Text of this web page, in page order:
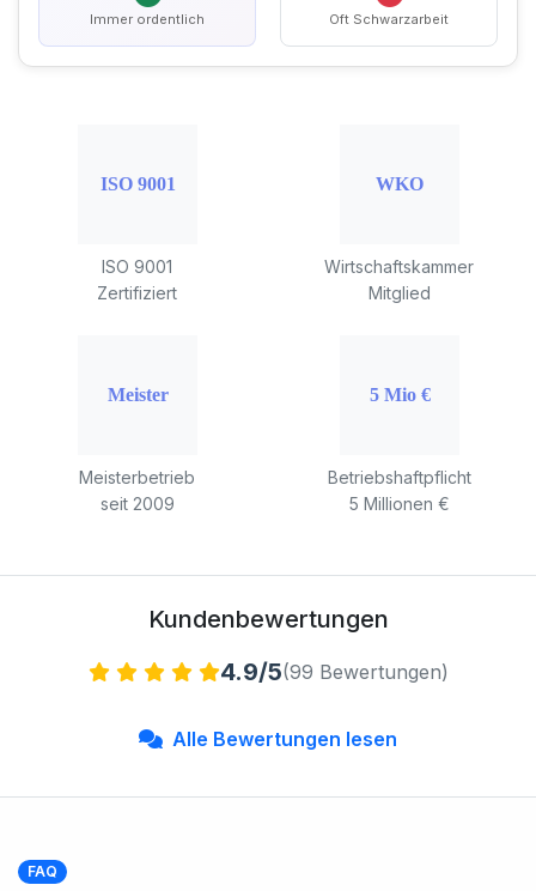
Immer ordentlich Oft Schwarzarbeit
ISO 9001
Zertifiziert
Wirtschaftskammer
Mitglied
Meisterbetrieb
seit 2009
Betriebshaftpflicht
5 Millionen €
Kundenbewertungen
4.9/5(99 Bewertungen)
Alle Bewertungen lesen
FAQ